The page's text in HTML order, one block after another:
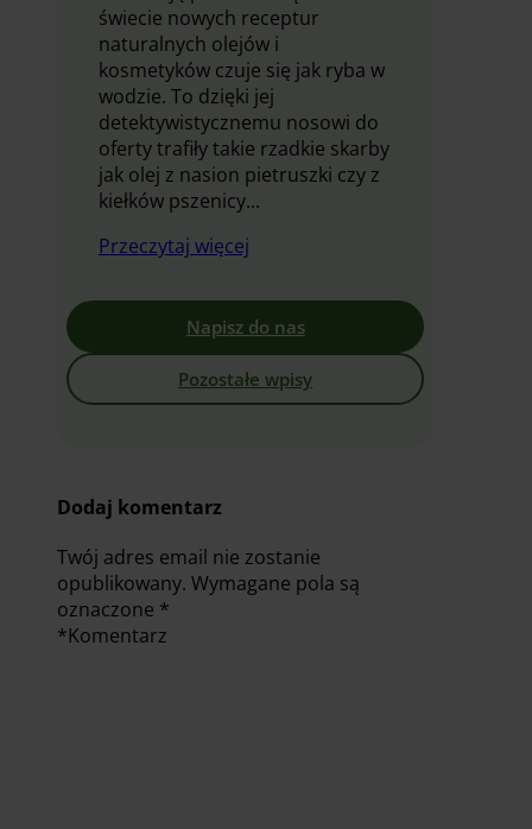
świecie nowych receptur
naturalnych olejów i
kosmetyków czuje się jak ryba w
wodzie. To dzięki jej
detektywistycznemu nosowi do
oferty trafiły takie rzadkie skarby
jak olej z nasion pietruszki czy z
kiełków pszenicy...
Przeczytaj więcej
Napisz do nas
Pozostałe wpisy
Dodaj komentarz
Twój adres email nie zostanie
opublikowany. Wymagane pola są
oznaczone *
*Komentarz